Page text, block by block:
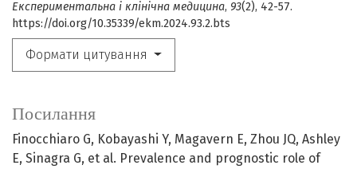
Експериментальна і клінічна медицина, 93(2), 42-57.
https://doi.org/10.35339/ekm.2024.93.2.bts
Формати цитування
Посилання
Finocchiaro G, Kobayashi Y, Magavern E, Zhou JQ, Ashley
E, Sinagra G, et al. Prevalence and prognostic role of